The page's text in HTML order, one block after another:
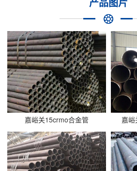
嘉峪关15crmo合金管 嘉